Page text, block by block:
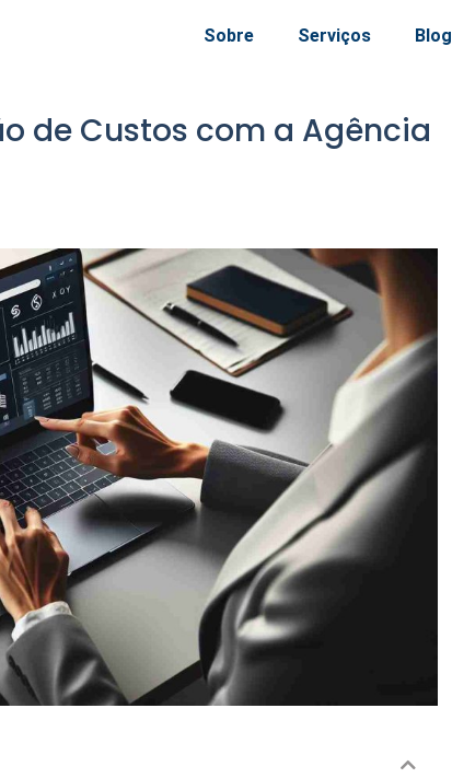
Sobre Serviços Blog
de Custos com a Agência